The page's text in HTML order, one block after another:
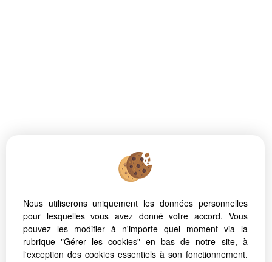
Nous utiliserons uniquement les données personnelles
pour lesquelles vous avez donné votre accord. Vous
pouvez les modifier à n'importe quel moment via la
rubrique "Gérer les cookies" en bas de notre site, à
l'exception des cookies essentiels à son fonctionnement.